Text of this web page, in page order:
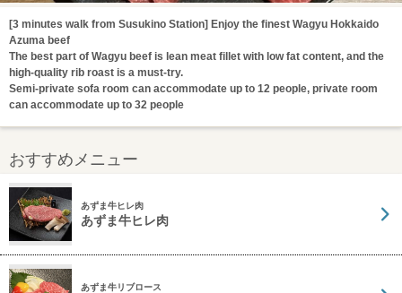
[3 minutes walk from Susukino Station] Enjoy the finest Wagyu Hokkaido
Azuma beef
The best part of Wagyu beef is lean meat fillet with low fat content, and the
high-quality rib roast is a must-try.
Semi-private sofa room can accommodate up to 12 people, private room
can accommodate up to 32 people
おすすめメニュー
あずま牛ヒレ肉
あずま牛ヒレ肉
あずま牛リブロース